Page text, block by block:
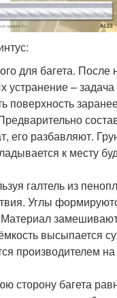
для багета.
–
поверхность
его разбавляют.
к месту
галтель из
Углы
высыпается
производителем
сторону багета